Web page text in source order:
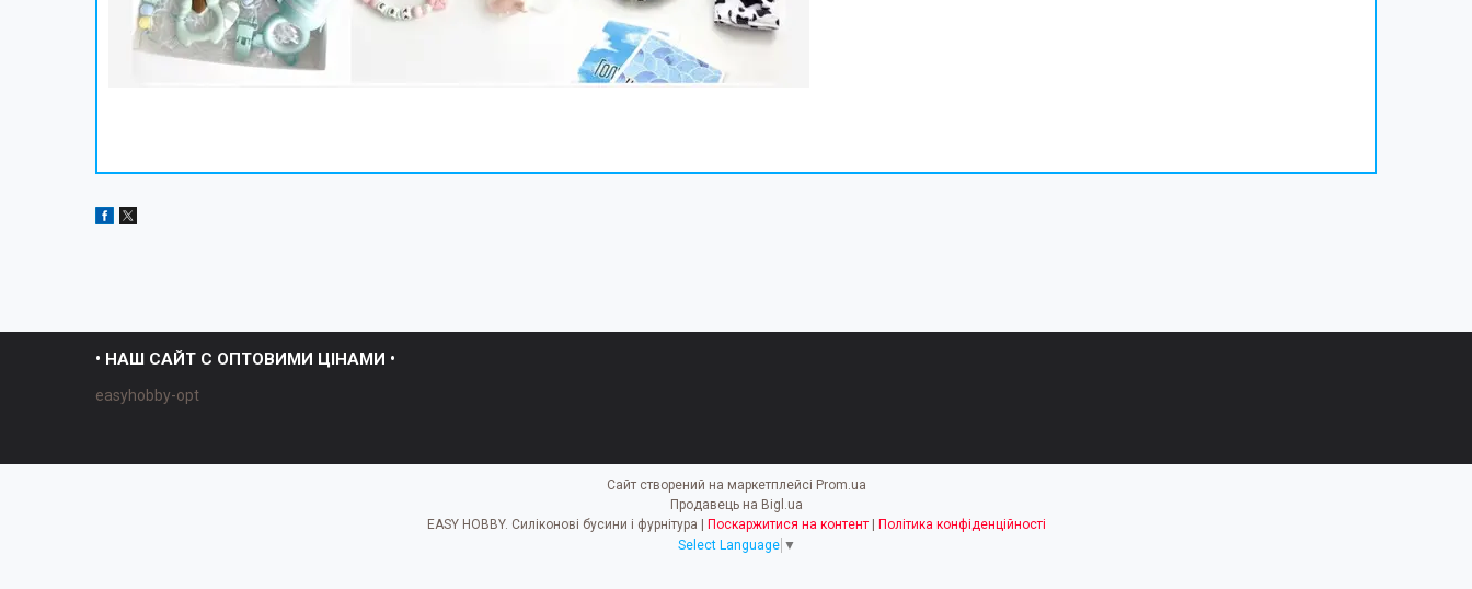
• НАШ САЙТ С ОПТОВИМИ ЦІНАМИ •
easyhobby-opt
Сайт створений на маркетплейсі Prom.ua
Продавець на Bigl.ua
EASY HOBBY. Силіконові бусини і фурнітура | Поскаржитися на контент | Політика конфіденційності
Select Language ▼